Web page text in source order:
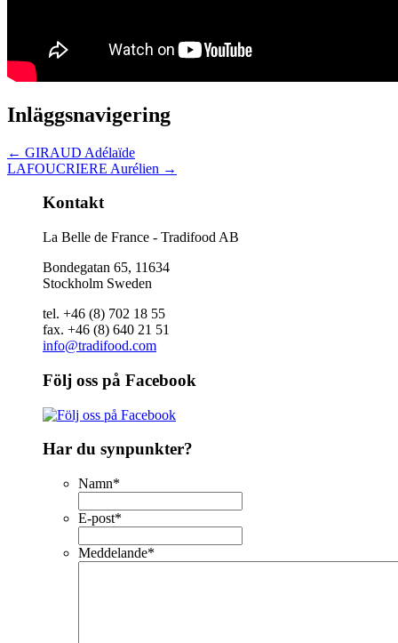
Inläggsnavigering
← GIRAUD Adélaïde
LAFOUCRIERE Aurélien →
Kontakt
La Belle de France - Tradifood AB
Bondegatan 65, 11634
Stockholm Sweden
tel. +46 (8) 702 18 55
fax. +46 (8) 640 21 51
info@tradifood.com
Följ oss på Facebook
Har du synpunkter?
Namn*
E-post*
Meddelande*